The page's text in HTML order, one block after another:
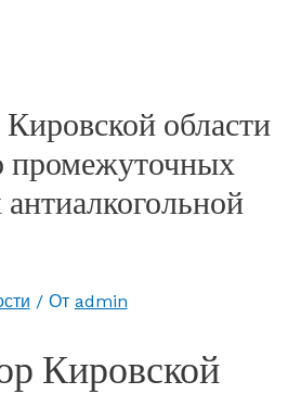
области
промежуточных
антиалкогольной
/ От admin
Кировской